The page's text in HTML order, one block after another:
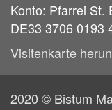
Konto: Pfarrei
DE33 3706 0193
Visitenkarte
2020 © Bistum